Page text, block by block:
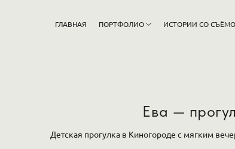
ГЛАВНАЯ ПОРТФОЛИО ИСТОРИИ СО
Ева —
Детская прогулка в Киногороде с мягким